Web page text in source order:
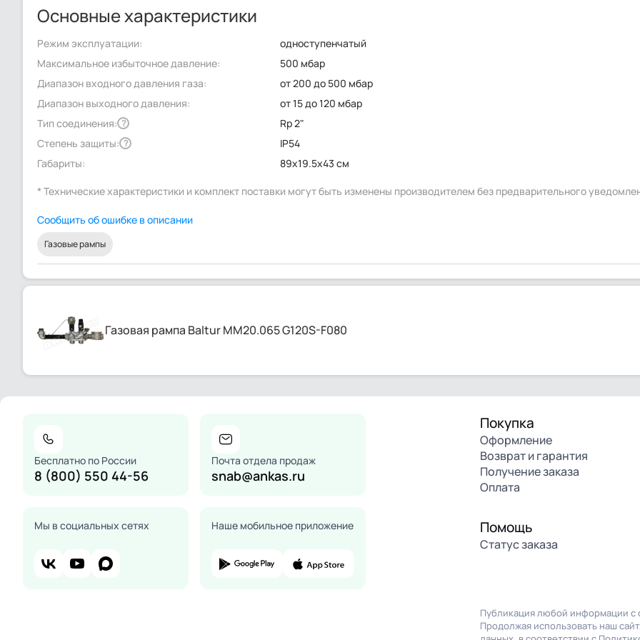
Основные характеристики
Режим эксплуатации:
одноступенчатый
Максимальное избыточное давление:
500 мбар
Диапазон входного давления газа:
от 200 до 500 мбар
Диапазон выходного давления:
от 15 до 120 мбар
Тип соединения: ?
Rp 2"
Степень защиты: ?
IP54
Габариты:
89x19.5x43 см
* Технические характеристики и комплект поставки могут быть изменены производителем без предварительного
Сообщить об ошибке в описании
Газовые рампы
Газовая рампа Baltur MM20.065 G120S-F080
Бесплатно по России
8 (800) 550 44-56
Почта отдела продаж
snab@ankas.ru
Мы в социальных сетях Наше мобильное приложение
Покупка
Оформление
Возврат и гарантия
Получение заказа
Оплата
Помощь
Статус заказа
Публикация любой информации с
Продолжая использовать наш